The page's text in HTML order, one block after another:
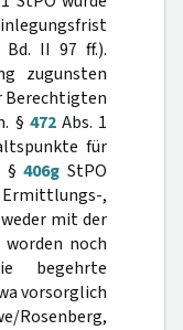
Bd. II 97 ff.).
zugunsten
Berechtigten
§ 472Abs. 1
für
§406g StPO
,
mit der
noch
begehrte
vorsorglich
Rosenberg,